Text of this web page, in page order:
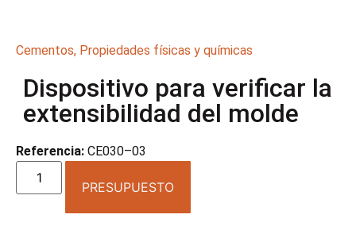
Cementos, Propiedades físicas y químicas
Dispositivo para verificar la
extensibilidad del molde
Referencia: CE030–03
PRESUPUESTO